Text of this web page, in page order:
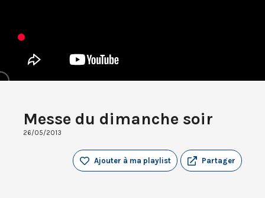
Messe du dimanche soir
26/05/2013
Partager
Ajouter à ma playlist